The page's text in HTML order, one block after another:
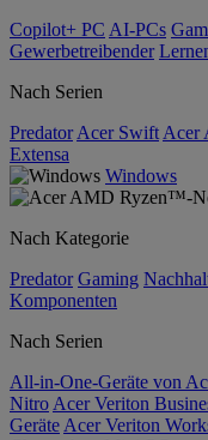
Copilot+ PC AI-PCs
Gewerbetreibender
Nach Serien
Predator Acer Swift Acer
Extensa
Windows
Nach Kategorie
Predator Gaming
Komponenten
Nach Serien
All-in-One-Geräte von
Nitro Acer Veriton
Geräte Acer Veriton